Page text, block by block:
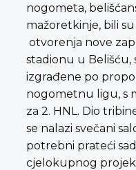
nogometa,
mažoretkinje, bili
otvorenja nove
stadionu u Belišću,
izgrađene po
nogometnu ligu, s
za 2. HNL. Dio
se nalazi svečani
potrebni prateći
cjelokupnog